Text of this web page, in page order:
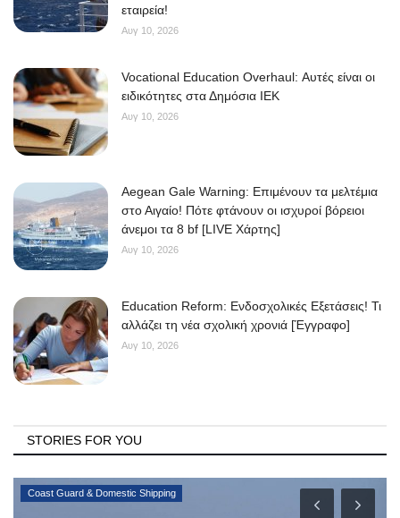
εταιρεία!
Αυγ 10, 2026
Vocational Education Overhaul: Αυτές είναι οι
ειδικότητες στα Δημόσια ΙΕΚ
Αυγ 10, 2026
Aegean Gale Warning: Επιμένουν τα μελτέμια
στο Αιγαίο! Πότε φτάνουν οι ισχυροί βόρειοι
άνεμοι τα 8 bf [LIVE Χάρτης]
Αυγ 10, 2026
Education Reform: Ενδοσχολικές Εξετάσεις! Τι
αλλάζει τη νέα σχολική χρονιά [Έγγραφο]
Αυγ 10, 2026
STORIES FOR YOU
Coast Guard & Domestic Shipping